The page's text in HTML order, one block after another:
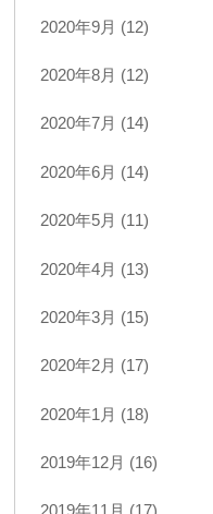
2020年9月 (12)
2020年8月 (12)
2020年7月 (14)
2020年6月 (14)
2020年5月 (11)
2020年4月 (13)
2020年3月 (15)
2020年2月 (17)
2020年1月 (18)
2019年12月 (16)